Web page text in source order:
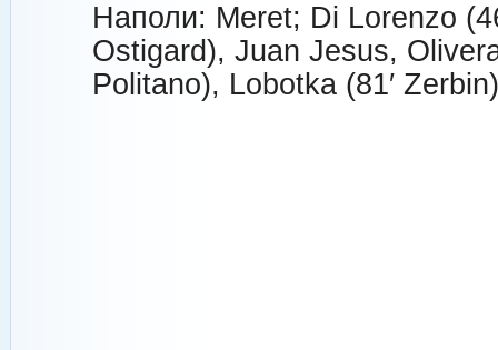
Наполи: Meret; Di Lorenzo
Ostigard), Juan Jesus,
Politano), Lobotka (81′